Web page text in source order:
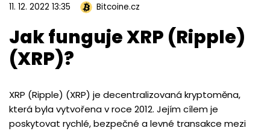
11. 12. 2022 13:35 Bitcoine.cz
Jak funguje XRP (Ripple)
(XRP)?
XRP (Ripple) (XRP) je decentralizovaná kryptoměna,
která byla vytvořena v roce 2012. Jejím cílem je
poskytovat rychlé, bezpečné a levné transakce mezi